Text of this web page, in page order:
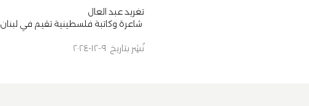
تغريد عبد العال
شاعرة وكاتبة فلسطينية تقيم في لبنان
نُشِر بتاريخ ٩-١٢-٢٠٢٤